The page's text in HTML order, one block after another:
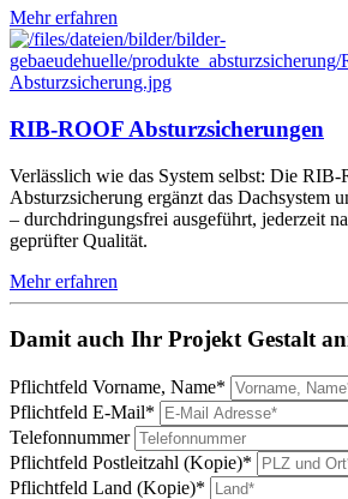
Mehr erfahren
RIB-ROOF Absturzsicherungen
Verlässlich wie das System selbst: Die RIB-
Absturzsicherung ergänzt das Dachsystem
– durchdringungsfrei ausgeführt, jederzeit
geprüfter Qualität.
Mehr erfahren
Damit auch Ihr Projekt Gestalt
Pflichtfeld Vorname, Name*
Pflichtfeld E-Mail*
Telefonnummer
Pflichtfeld Postleitzahl (Kopie)*
Pflichtfeld Land (Kopie)*